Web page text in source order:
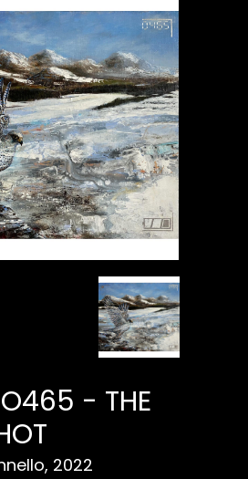
O465 - THE
2022